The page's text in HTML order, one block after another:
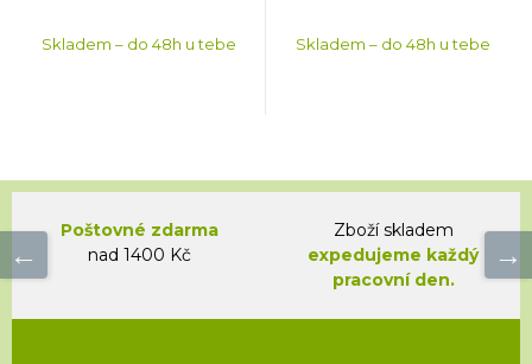
Skladem – do 48h u tebe Skladem – do 48h u tebe
Poštovné zdarma
nad 1400 Kč
Zboží skladem
expedujeme každý
pracovní den.